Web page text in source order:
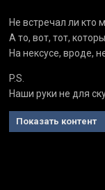
Не встречал ли кто
А то, вот, тот,
На нексусе, вроде,
P.S.
Наши руки не для
Показать контент